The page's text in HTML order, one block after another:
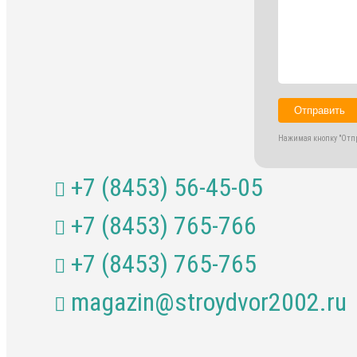
Отправить
Нажимая кнопку
+7 (8453) 56-45-05
+7 (8453) 765-766
+7 (8453) 765-765
magazin@stroydvor2002.ru